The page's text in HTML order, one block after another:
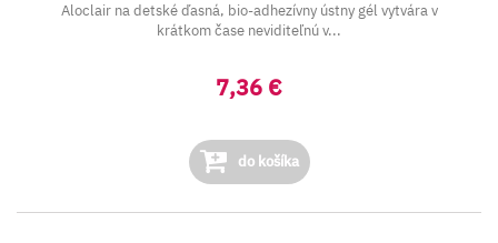
Aloclair na detské ďasná, bio-adhezívny ústny gél vytvára v
krátkom čase neviditeľnú v...
7,36 €
do košíka